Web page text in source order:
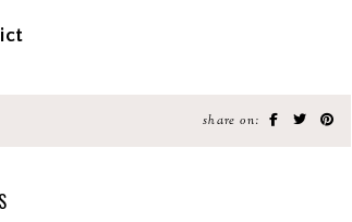
share on: